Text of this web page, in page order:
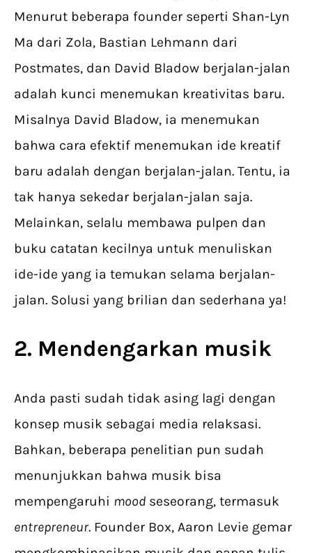
Menurut beberapa founder seperti Shan-Lyn
Ma dari Zola, Bastian Lehmann dari
Postmates, dan David Bladow berjalan-jalan
adalah kunci menemukan kreativitas baru.
Misalnya David Bladow, ia menemukan
bahwa cara efektif menemukan ide kreatif
baru adalah dengan berjalan-jalan. Tentu, ia
tak hanya sekedar berjalan-jalan saja.
Melainkan, selalu membawa pulpen dan
buku catatan kecilnya untuk menuliskan
ide-ide yang ia temukan selama berjalan-
jalan. Solusi yang brilian dan sederhana ya!
2. Mendengarkan musik
Anda pasti sudah tidak asing lagi dengan
konsep musik sebagai media relaksasi.
Bahkan, beberapa penelitian pun sudah
menunjukkan bahwa musik bisa
mempengaruhi mood seseorang, termasuk
entrepreneur. Founder Box, Aaron Levie gemar